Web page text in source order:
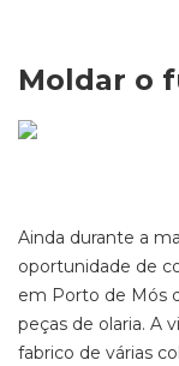
Moldar o
Ainda durante a
oportunidade de
em Porto de Mós
peças de olaria. A
fabrico de várias